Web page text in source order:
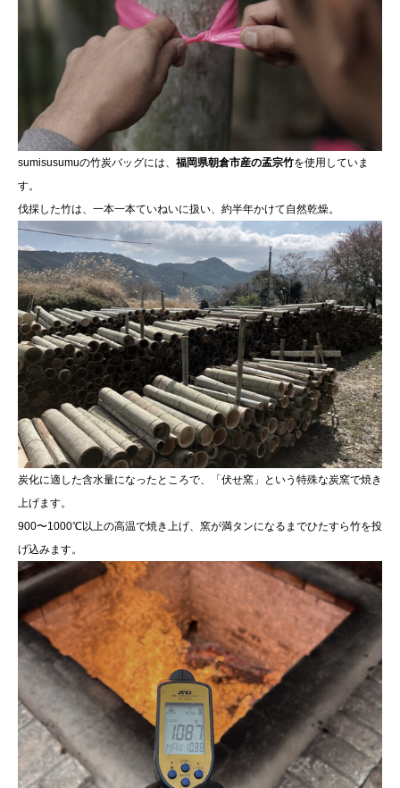
sumisusumuの竹炭バッグには、 福岡県朝倉市産の孟宗竹を使用していま
す。
伐採した竹は、一本一本ていねいに扱い、約半年かけて自然乾燥。
炭化に適した含水量になったところで、「伏せ窯」という特殊な炭窯で焼き
上げます。
900〜1000℃以上の高温で焼き上げ、窯が満タンになるまでひたすら竹を投
げ込みます。